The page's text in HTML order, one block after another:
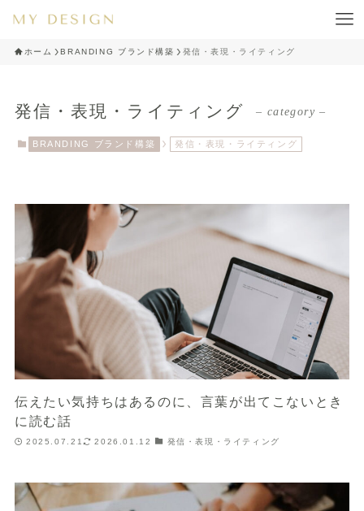
ホーム BRANDING ブランド構築 発信・表現・ライティング
発信・表現・ライティング – category –
BRANDING ブランド構築 発信・表現・ライティング
伝えたい気持ちはあるのに、言葉が出てこないとき
に読む話
2025.07.21 2026.01.12 発信・表現・ライティング